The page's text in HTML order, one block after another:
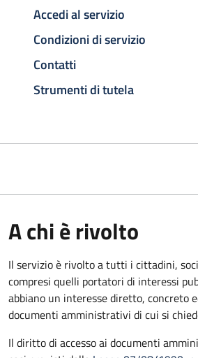
Accedi al servizio
Condizioni di servizio
Contatti
Strumenti di tutela
A chi è rivolto
Il servizio è rivolto a tutti i cittadini,
compresi quelli portatori di interessi
abbiano un interesse diretto, concreto
documenti amministrativi di cui si
Il diritto di accesso ai documenti